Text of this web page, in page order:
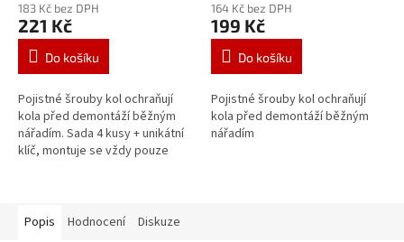
183 Kč bez DPH
221 Kč
Do košíku
Pojistné šrouby kol ochraňují
kola před demontáží běžným
nářadím. Sada 4 kusy + unikátní
klíč, montuje se vždy pouze
164 Kč bez DPH
199 Kč
Do košíku
Pojistné šrouby kol ochraňují
kola před demontáží běžným
nářadím
Popis Hodnocení Diskuze